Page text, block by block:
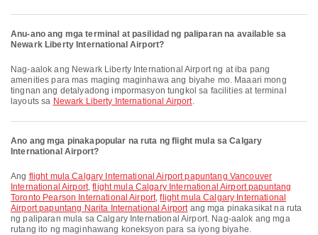
Anu-ano ang mga terminal at pasilidad ng paliparan na available sa
Newark Liberty International Airport?
Nag-aalok ang Newark Liberty International Airport ng at iba pang
amenities para mas maging maginhawa ang biyahe mo. Maaari mong
tingnan ang detalyadong impormasyon tungkol sa facilities at terminal
layouts sa Newark Liberty International Airport.
Ano ang mga pinakapopular na ruta ng flight mula sa Calgary
International Airport?
Ang flight mula Calgary International Airport papuntang Vancouver
International Airport,flight mula Calgary International Airport papuntang
Toronto Pearson International Airport,flight mula Calgary International
Airport papuntang Narita International Airportang mga pinakasikat na ruta
ng paliparan mula sa Calgary International Airport. Nag-aalok ang mga
rutang ito ng maginhawang koneksyon para sa iyong biyahe.